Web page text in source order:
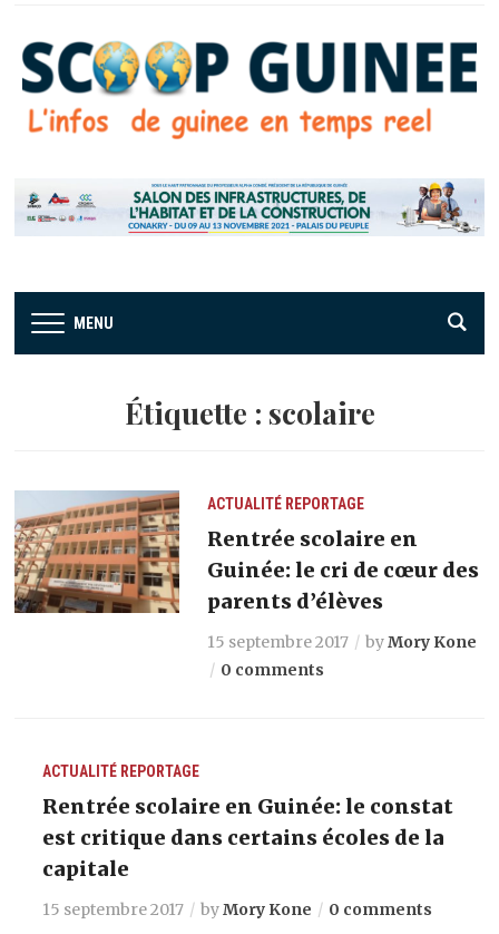
MENU
Étiquette : scolaire
ACTUALITÉ REPORTAGE
Rentrée scolaire en
Guinée: le cri de cœur des
parents d’élèves
15 septembre 2017 byMory Kone
0 comments
ACTUALITÉ REPORTAGE
Rentrée scolaire en Guinée: le constat
est critique dans certains écoles de la
capitale
15 septembre 2017 byMory Kone 0 comments